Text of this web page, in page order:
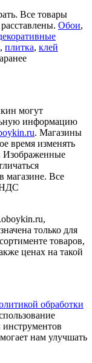
Все товары
Обои,
, плитка, клей
могут
информацию
. Магазины
время изменять
Изображенные
магазине. Все
НДС
только для
товаров,
ценах на такой
обработки
нам улучшать